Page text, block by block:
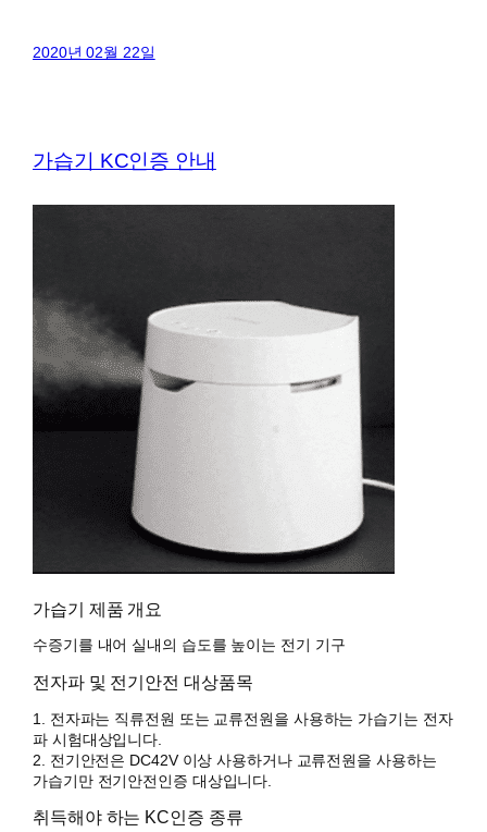
2020년 02월 22일
가습기 KC인증 안내
가습기 제품 개요
수증기를 내어 실내의 습도를 높이는 전기 기구
전자파 및 전기안전 대상품목
1. 전자파는 직류전원 또는 교류전원을 사용하는 가습기는 전자
파 시험대상입니다.
2. 전기안전은 DC42V 이상 사용하거나 교류전원을 사용하는
가습기만 전기안전인증 대상입니다.
취득해야 하는 KC인증 종류